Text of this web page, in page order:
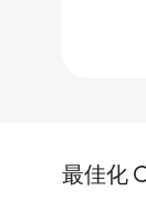
最佳化